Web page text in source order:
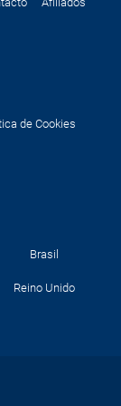
de Cookies
Brasil
Reino Unido